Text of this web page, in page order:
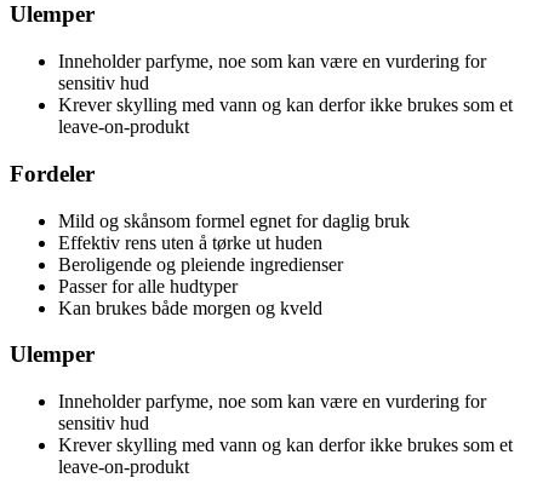
Ulemper
Inneholder parfyme, noe som kan være en vurdering for
sensitiv hud
Krever skylling med vann og kan derfor ikke brukes som et
leave-on-produkt
Fordeler
Mild og skånsom formel egnet for daglig bruk
Effektiv rens uten å tørke ut huden
Beroligende og pleiende ingredienser
Passer for alle hudtyper
Kan brukes både morgen og kveld
Ulemper
Inneholder parfyme, noe som kan være en vurdering for
sensitiv hud
Krever skylling med vann og kan derfor ikke brukes som et
leave-on-produkt